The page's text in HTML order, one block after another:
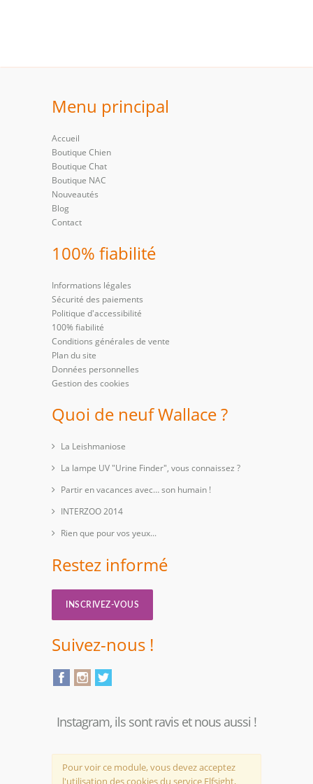
Menu principal
Accueil
Boutique Chien
Boutique Chat
Boutique NAC
Nouveautés
Blog
Contact
100% fiabilité
Informations légales
Sécurité des paiements
Politique d'accessibilité
100% fiabilité
Conditions générales de vente
Plan du site
Données personnelles
Gestion des cookies
Quoi de neuf Wallace ?
La Leishmaniose
La lampe UV "Urine Finder", vous connaissez ?
Partir en vacances avec… son humain !
INTERZOO 2014
Rien que pour vos yeux...
Restez informé
INSCRIVEZ-VOUS
Suivez-nous !
Instagram, ils sont ravis et nous aussi !
Pour voir ce module, vous devez acceptez
l'utilisation des cookies du service Elfsight,